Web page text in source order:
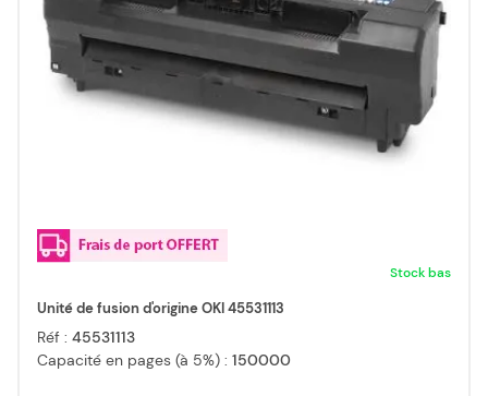
Stock bas
Unité de fusion d'origine OKI 45531113
Réf : 45531113
Capacité en pages (à 5%) : 150000